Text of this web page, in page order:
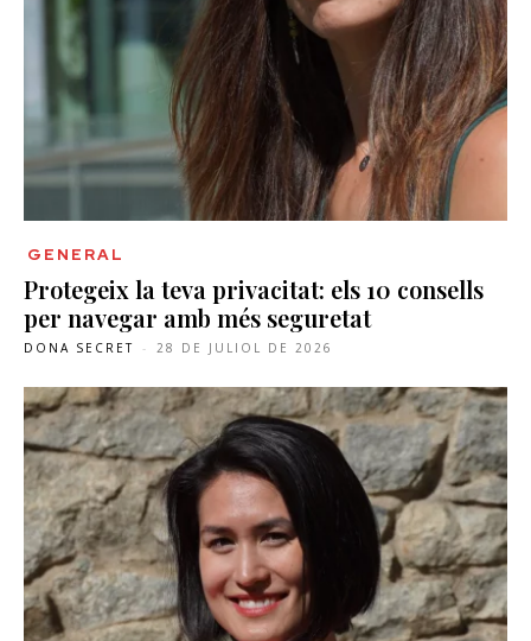
GENERAL
Protegeix la teva privacitat: els 10 consells
per navegar amb més seguretat
DONA SECRET - 28 DE JULIOL DE 2026